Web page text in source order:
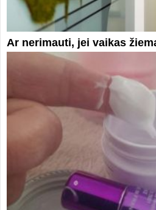
Ar nerimauti, jei vaikas